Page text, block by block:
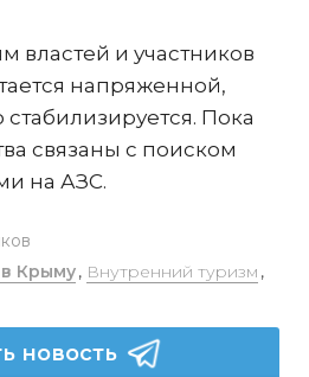
властей и участников
напряженной,
Пока
связаны с поиском
на АЗС.
Крыму, Внутренний туризм ,
новость